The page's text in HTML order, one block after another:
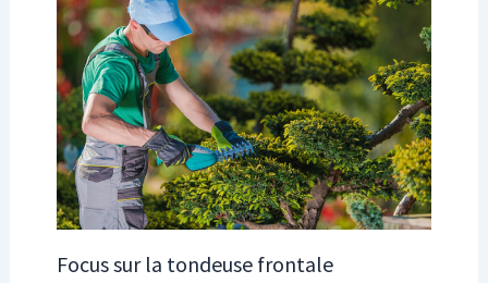
Focus sur la tondeuse frontale